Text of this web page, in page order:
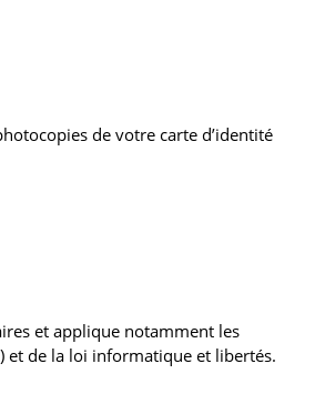
de votre carte d’identité
et applique notamment les
et de la loi informatique et libertés.